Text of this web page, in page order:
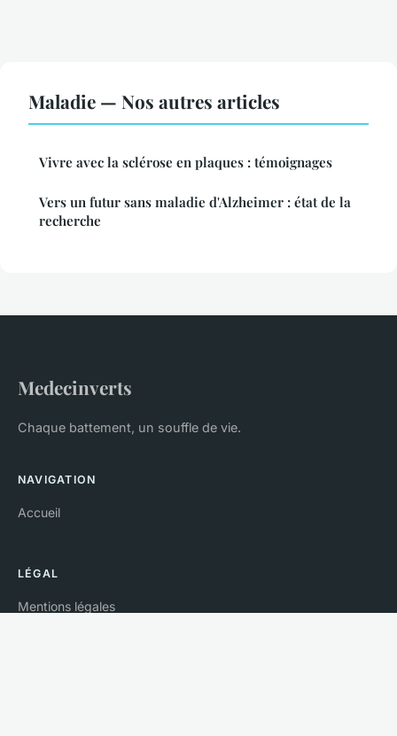
Maladie — Nos autres articles
Vivre avec la sclérose en plaques : témoignages
Vers un futur sans maladie d'Alzheimer : état de la
recherche
Medecinverts
Chaque battement, un souffle de vie.
NAVIGATION
Accueil
LÉGAL
Mentions légales